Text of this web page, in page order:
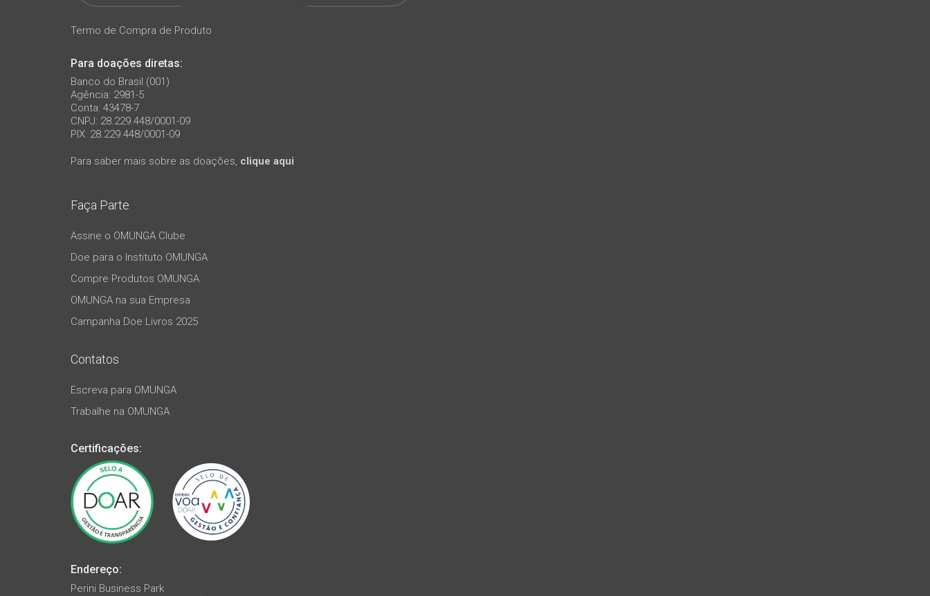
Termo de Compra de Produto
Para doações diretas:
Banco do Brasil (001)
Agência: 2981-5
Conta: 43478-7
CNPJ: 28.229.448/0001-09
PIX: 28.229.448/0001-09
Para saber mais sobre as doações, clique aqui
Faça Parte
Assine o OMUNGA Clube
Doe para o Instituto OMUNGA
Compre Produtos OMUNGA
OMUNGA na sua Empresa
Campanha Doe Livros 2025
Contatos
Escreva para OMUNGA
Trabalhe na OMUNGA
Certificações:
Endereço:
Perini Business Park